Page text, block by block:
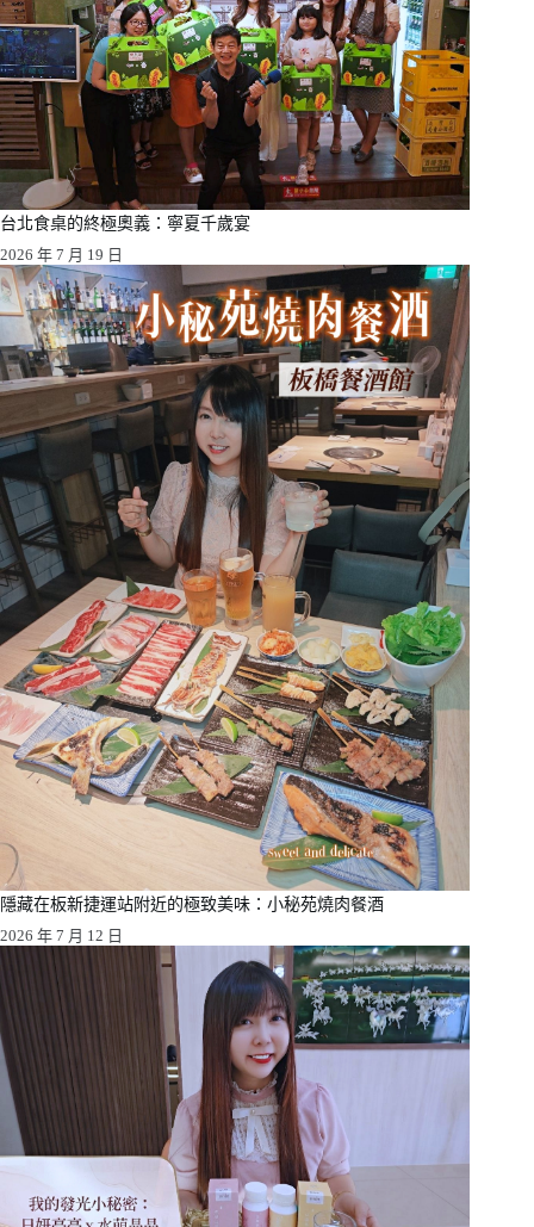
台北食桌的終極奧義：寧夏千歲宴
2026 年 7 月 19 日
隱藏在板新捷運站附近的極致美味：小秘苑燒肉餐酒
2026 年 7 月 12 日